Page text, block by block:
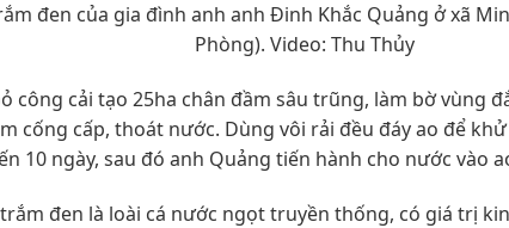
đen của gia đình anh anh Đinh Khắc Quảng ở xã
Phòng). Video: Thu Thủy
công cải tạo 25ha chân đầm sâu trũng, làm bờ vùng
cống cấp, thoát nước. Dùng vôi rải đều đáy ao để
10 ngày, sau đó anh Quảng tiến hành cho nước vào
đen là loài cá nước ngọt truyền thống, có giá trị